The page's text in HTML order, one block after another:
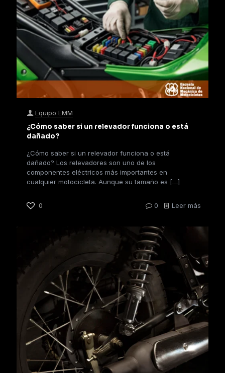
Equipo EMM
¿Cómo saber si un relevador funciona o está
dañado?
¿Cómo saber si un relevador funciona o está
dañado? Los relevadores son uno de los
componentes eléctricos más importantes en
cualquier motocicleta. Aunque su tamaño es […]
0 0 Leer más